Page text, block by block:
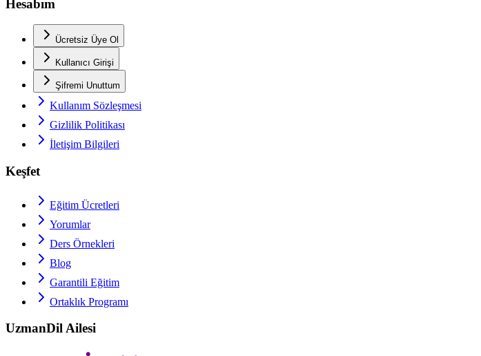
Hesabım
Ücretsiz Üye Ol
Kullanıcı Girişi
Şifremi Unuttum
Kullanım Sözleşmesi
Gizlilik Politikası
İletişim Bilgileri
Keşfet
Eğitim Ücretleri
Yorumlar
Ders Örnekleri
Blog
Garantili Eğitim
Ortaklık Programı
UzmanDil Ailesi